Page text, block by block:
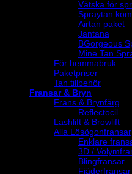
Vätska för
Spraytan
Airtan paket
Jantana
BGorgeous
Mine Tan
För hemmabruk
Paketpriser
Tan tillbehör
Fransar & Bryn
Frans & Brynfärg
Reflectocil
Lashlift & Browlift
Alla Lösögonfransar
Enklare
3D /
Blingfransar
Fjäderfransar